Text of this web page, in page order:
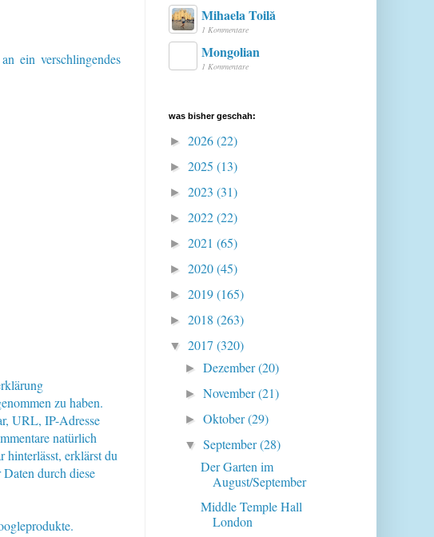
ein verschlingendes
zu haben.
URL, IP-Adresse
natürlich
hinterlässt, erklärst du
durch diese
Mihaela Toilă
1 Kommentare
Mongolian
1 Kommentare
was bisher geschah:
► 2026(22)
► 2025 (13)
► 2023 (31)
► 2022(22)
► 2021 (65)
► 2020(45)
► 2019(165)
► 2018 (263)
▼ 2017 (320)
►Dezember(20)
►November(21)
►Oktober(29)
▼September(28)
Der Garten im
August/September
Middle Temple Hall
London